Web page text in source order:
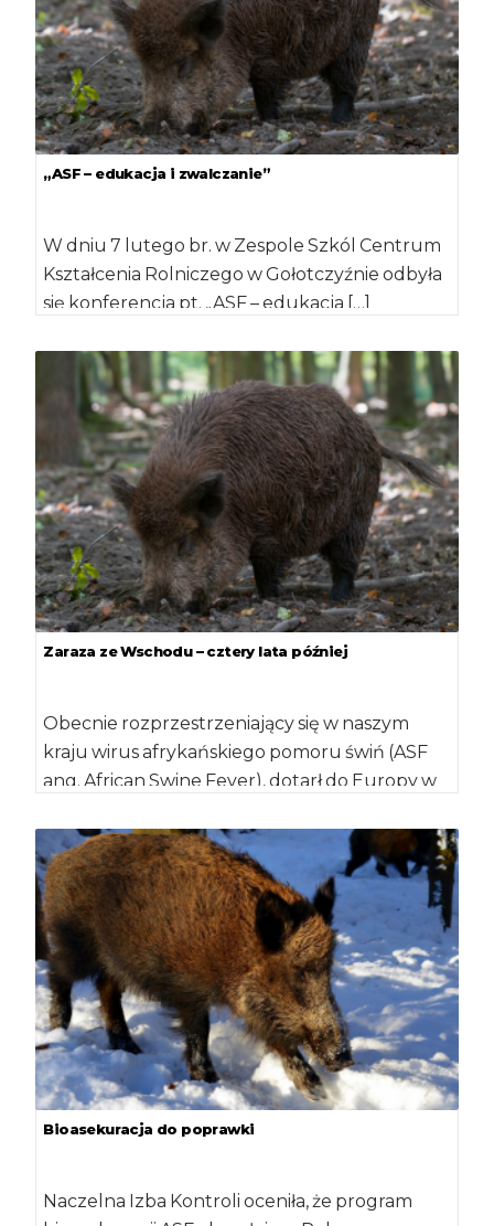
„ASF – edukacja i zwalczanie”
W dniu 7 lutego br. w Zespole Szkól Centrum
Kształcenia Rolniczego w Gołotczyźnie odbyła
się konferencja pt. „ASF – edukacja […]
Zaraza ze Wschodu – cztery lata później
Obecnie rozprzestrzeniający się w naszym
kraju wirus afrykańskiego pomoru świń (ASF
ang. African Swine Fever), dotarł do Europy w
Bioasekuracja do poprawki
Naczelna Izba Kontroli oceniła, że program